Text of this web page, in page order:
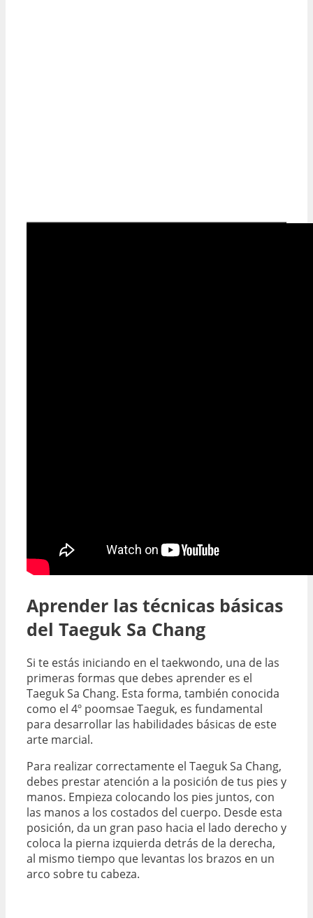
Aprender las técnicas básicas
del Taeguk Sa Chang
Si te estás iniciando en el taekwondo, una de las
primeras formas que debes aprender es el
Taeguk Sa Chang. Esta forma, también conocida
como el 4º poomsae Taeguk, es fundamental
para desarrollar las habilidades básicas de este
arte marcial.
Para realizar correctamente el Taeguk Sa Chang,
debes prestar atención a la posición de tus pies y
manos. Empieza colocando los pies juntos, con
las manos a los costados del cuerpo. Desde esta
posición, da un gran paso hacia el lado derecho y
coloca la pierna izquierda detrás de la derecha,
al mismo tiempo que levantas los brazos en un
arco sobre tu cabeza.